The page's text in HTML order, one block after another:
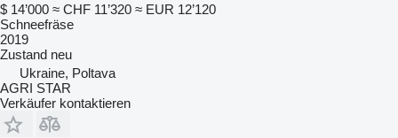
$ 14’000 ≈ CHF 11’320 ≈ EUR 12’120
Schneefräse
2019
Zustand neu
Ukraine, Poltava
AGRI STAR
Verkäufer kontaktieren